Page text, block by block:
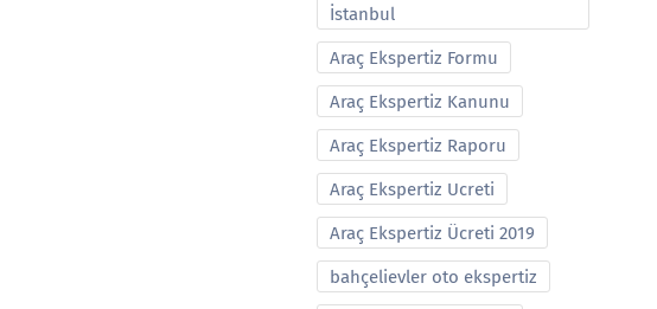
İstanbul
Araç Ekspertiz Formu
Araç Ekspertiz Kanunu
Araç Ekspertiz Raporu
Araç Ekspertiz Ucreti
Araç Ekspertiz Ücreti 2019
bahçelievler oto ekspertiz